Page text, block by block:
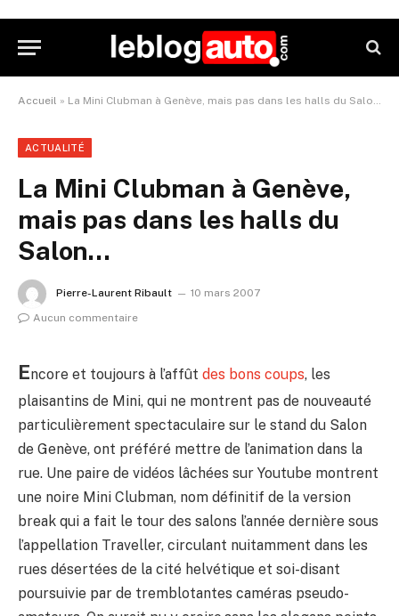
Accueil » La Mini Clubman à Genève, mais pas dans les halls du Salon…
ACTUALITÉ
La Mini Clubman à Genève,
mais pas dans les halls du
Salon…
Pierre-Laurent Ribault
10 mars 2007
Aucun commentaire
Encore et toujours à l’affût des bons coups, les
plaisantins de Mini, qui ne montrent pas de nouveauté
particulièrement spectaculaire sur le stand du Salon
de Genève, ont préféré mettre de l’animation dans la
rue. Une paire de vidéos lâchées sur Youtube montrent
une noire Mini Clubman, nom définitif de la version
break qui a fait le tour des salons l’année dernière sous
l’appellation Traveller, circulant nuitamment dans les
rues désertées de la cité helvétique et soi-disant
poursuivie par de tremblotantes caméras pseudo-